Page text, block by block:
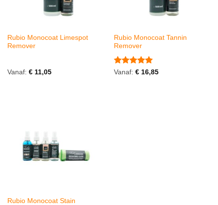
Rubio Monocoat Limespot
Remover
Vanaf: €11,05
Rubio Monocoat Tannin
Remover
Gewaardeerd
Vanaf: €16,85
Rubio Monocoat Stain